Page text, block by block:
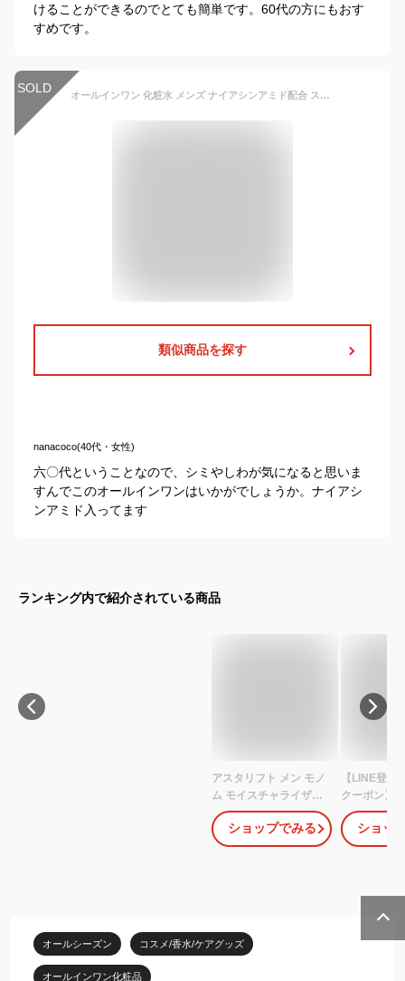
けることができるのでとても簡単です。60代の方にもおす
すめです。
SOLD オールインワン 化粧水 メンズ ナイアシンアミド配合 スキンケア アフターシェーブ ローション ベタつかず スッと浸透 (※角質層まで) 保湿 男性化粧品 メンズ化粧品 肌荒れ 髭剃り ジェル 乳液 美容液 クリーム がこれ1本 ハリ 艶 肌 男性 女性 送料無料 REQST DIO 148ml
類似商品を探す
nanacoco(40代・女性)
六〇代ということなので、シミやしわが気になると思いま
すんでこのオールインワンはいかがでしょうか。ナイアシ
ンアミド入ってます
ランキング内で紹介されている商品
アスタリフト メン モノ
ム モイスチャライザー
＜保湿液＞120mL 約2か
月分【FUJIFILM 公式】
| メンズ オールインワン
ズ化粧品 ギフト プレゼ
ント ASTALIFT MONOM
ショップでみる
【LINE登録
クーポン】
ン 化粧水
ョン スキン
アフターシ
湿 ベタつか
合成着色料
ショッ
オールシーズン コスメ/香水/ケアグッズ
オールインワン化粧品